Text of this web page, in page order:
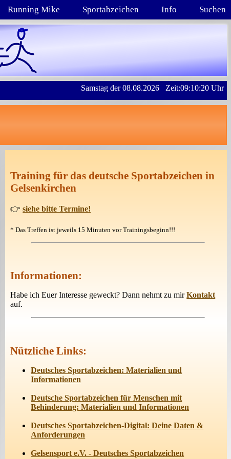
Running Mike Sportabzeichen Info Suchen
Samstag der 08.08.2026 Zeit:09:10:20 Uhr
Training für das deutsche Sportabzeichen in
Gelsenkirchen
👉siehe bitte Termine!
* Das Treffen ist jeweils 15 Minuten vor Trainingsbeginn!!!
Informationen:
Habe ich Euer Interesse geweckt? Dann nehmt zu mirKontakt
auf.
Nützliche Links:
Deutsches Sportabzeichen: Materialien und
Informationen
Deutsche Sportabzeichen für Menschen mit
Behinderung: Materialien und Informationen
Deutsches Sportabzeichen-Digital: Deine Daten &
Anforderungen
Gelsensport e.V. - Deutsches Sportabzeichen